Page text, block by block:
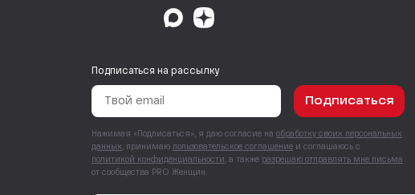
Подписаться на рассылку
Подписаться
Нажимая «Подписаться», я даю согласие на обработку своих персональных
данных , принимаю пользовательское соглашение и соглашаюсь с
политикой конфиденциальности , а также разрешаю отправлять мне письма
от сообщества PRO Женщин.